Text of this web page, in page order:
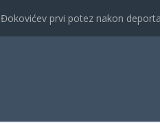
Đokovićev prvi potez nakon